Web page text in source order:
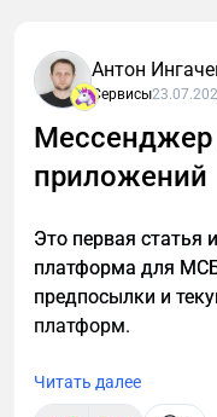
Антон
Сервисы
Мессенджер
приложений
Это первая статья
платформа для
предпосылки и
платформ.
Читать далее